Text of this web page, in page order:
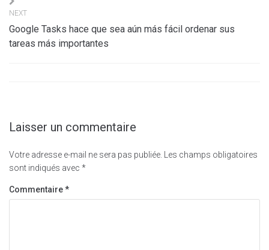
NEXT
Google Tasks hace que sea aún más fácil ordenar sus
tareas más importantes
Laisser un commentaire
Votre adresse e-mail ne sera pas publiée.
Les champs obligatoires
sont indiqués avec *
Commentaire*